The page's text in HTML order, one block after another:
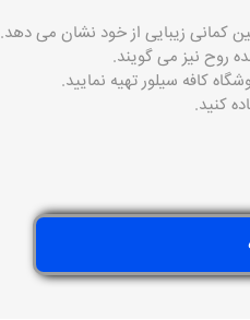
کمانی زیبایی از خود نشان می دهد.
روح نیز می گویند.
کافه سیلورتهیه نمایید.
کنید.